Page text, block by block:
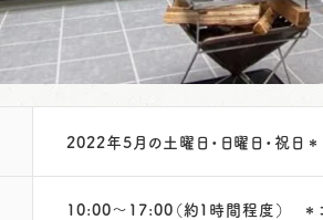
2022年5月の土曜日・日曜日・祝日
10:00～17:00（約1時間程度） ＊コ